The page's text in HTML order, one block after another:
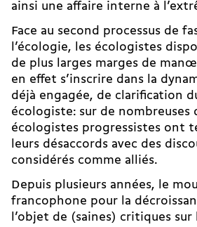
ainsi une affaire interne à
Face au second processus de
l’écologie, les écologistes
de plus larges marges de
en effet s’inscrire dans la
déjà engagée, de clarification
écologiste: sur de nombreuses
écologistes progressistes ont
leurs désaccords avec des
considérés comme alliés.
Depuis plusieurs années, le
francophone pour la
l’objet de (saines) critiques sur